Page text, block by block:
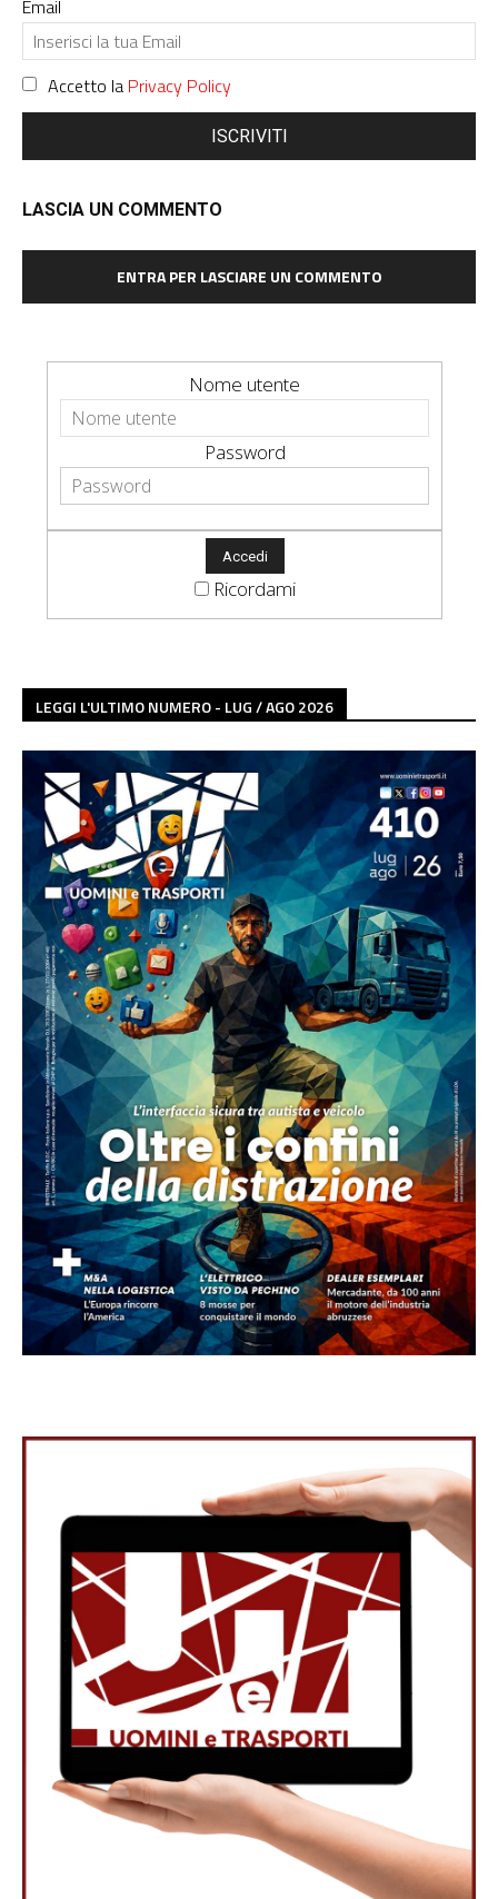
Email
Accetto la Privacy Policy
ISCRIVITI
LASCIA UN COMMENTO
ENTRA PER LASCIARE UN COMMENTO
Nome utente
Password
Ricordami
LEGGI L'ULTIMO NUMERO - LUG / AGO 2026